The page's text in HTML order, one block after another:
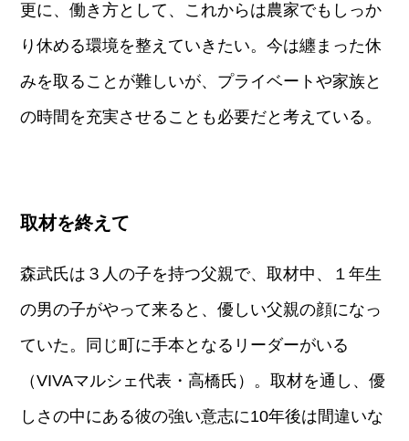
更に、働き方として、これからは農家でもしっか
り休める環境を整えていきたい。今は纏まった休
みを取ることが難しいが、プライベートや家族と
の時間を充実させることも必要だと考えている。
取材を終えて
森武氏は３人の子を持つ父親で、取材中、１年生
の男の子がやって来ると、優しい父親の顔になっ
ていた。同じ町に手本となるリーダーがいる
（VIVAマルシェ代表・高橋氏）。取材を通し、優
しさの中にある彼の強い意志に10年後は間違いな